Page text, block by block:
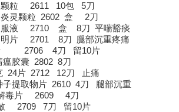
颗粒 2611 10包 5刀
炎灵颗粒 2602 盒 2刀
服液 2710 盒 8刀 平喘豁痰
明片 2701 8刀 腿部沉重疼痛
2706 4刀 留10片
瘟胶囊 2802 8刀
24片 2712 12刀 止痛
子提取物片 2610 4刀 腿部沉重
解毒片 2609 4刀
敏 2709 7刀 留10片